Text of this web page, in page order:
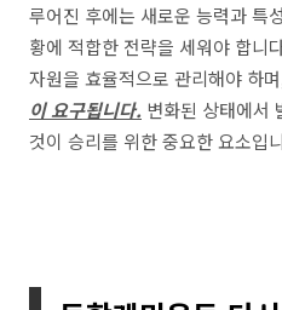
루어진 후에는 새로운 능력과 특
황에 적합한 전략을 세워야 합니
자원을 효율적으로 관리해야 하
이 요구됩니다. 변화된 상태에서
것이 승리를 위한 중요한 요소입